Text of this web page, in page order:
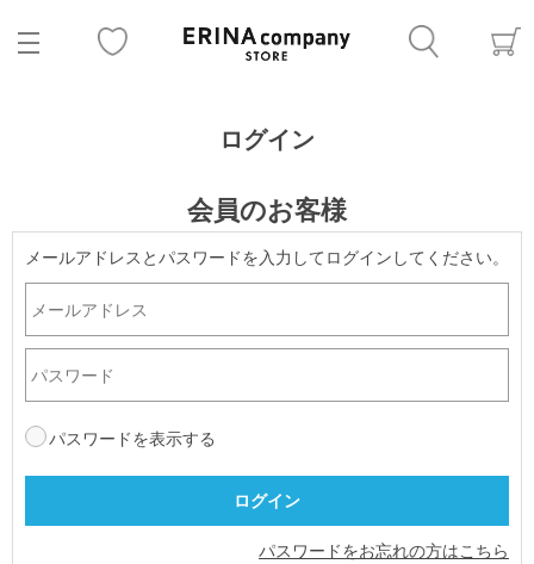
ログイン
会員のお客様
メールアドレスとパスワードを入力してログインしてください。
パスワードを表示する
パスワードをお忘れの方はこちら